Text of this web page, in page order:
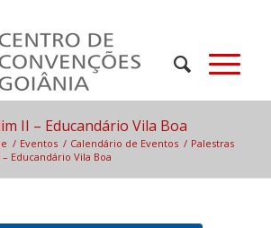
II – Educandário Vila Boa
/ Eventos / Calendário de Eventos / Palestras
Educandário Vila Boa